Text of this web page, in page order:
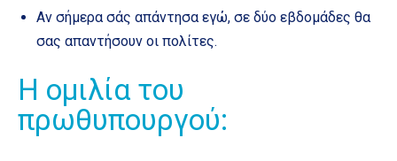
Αν σήμερα σάς απάντησα εγώ, σε δύο εβδομάδες θα
σας απαντήσουν οι πολίτες.
Η ομιλία του
πρωθυπουργού: